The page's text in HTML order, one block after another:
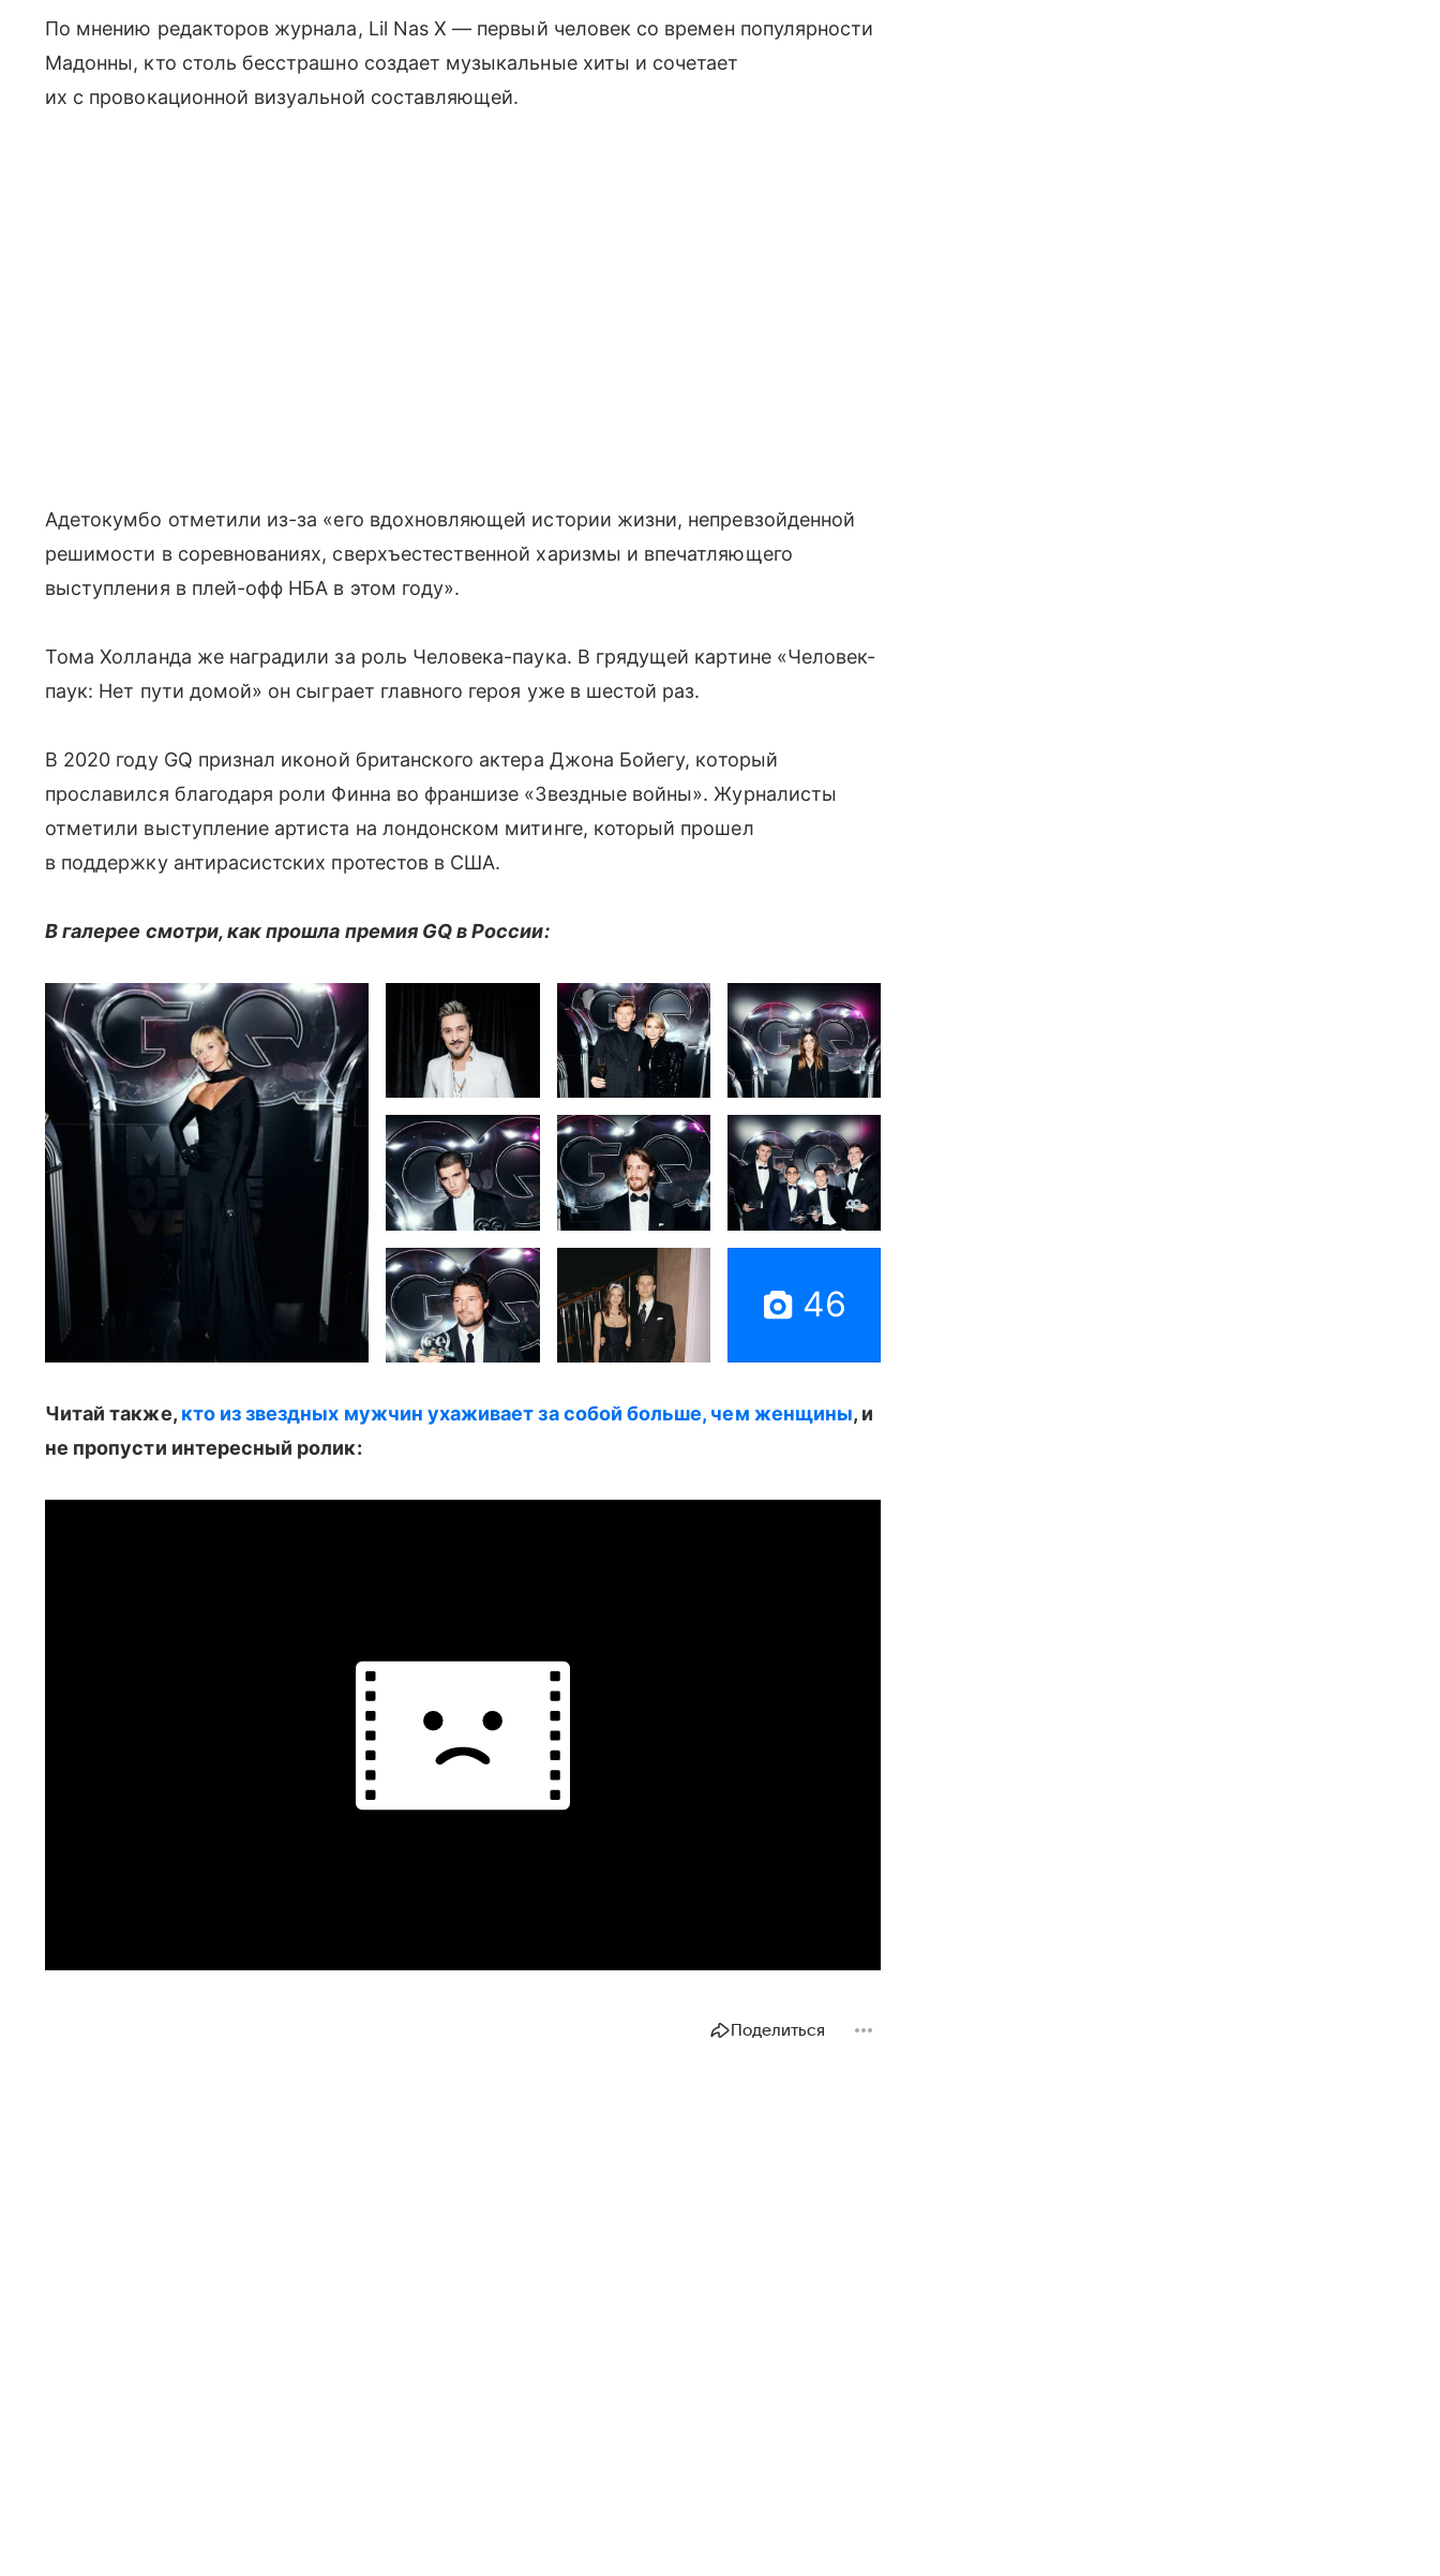
По мнению редакторов журнала, Lil Nas X — первый человек со времен популярности
Мадонны, кто столь бесстрашно создает музыкальные хиты и сочетает
их с провокационной визуальной составляющей.
Адетокумбо отметили из-за «его вдохновляющей истории жизни, непревзойденной
решимости в соревнованиях, сверхъестественной харизмы и впечатляющего
выступления в плей-офф НБА в этом году».
Тома Холланда же наградили за роль Человека-паука. В грядущей картине «Человек-
паук: Нет пути домой» он сыграет главного героя уже в шестой раз.
В 2020 году GQ признал иконой британского актера Джона Бойегу, который
прославился благодаря роли Финна во франшизе «Звездные войны». Журналисты
отметили выступление артиста на лондонском митинге, который прошел
в поддержку антирасистских протестов в США.
В галерее смотри, как прошла премия GQ в России:
46
Читай также, кто из звездных мужчин ухаживает за собой больше, чем женщины, и
не пропусти интересный ролик:
Поделиться